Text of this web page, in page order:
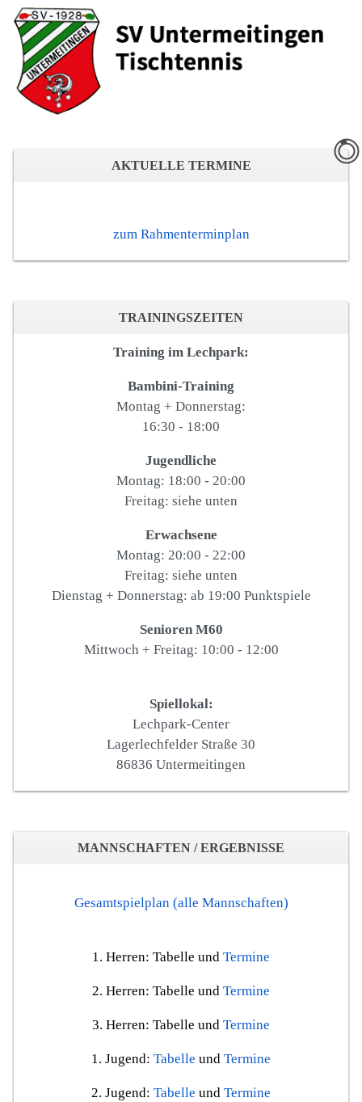
AKTUELLE TERMINE
zum Rahmenterminplan
TRAININGSZEITEN
Training im Lechpark:
Bambini-Training
Montag + Donnerstag:
16:30 - 18:00
Jugendliche
Montag: 18:00 - 20:00
Freitag: siehe unten
Erwachsene
Montag: 20:00 - 22:00
Freitag: siehe unten
Dienstag + Donnerstag: ab 19:00 Punktspiele
Senioren M60
Mittwoch + Freitag: 10:00 - 12:00
Spiellokal:
Lechpark-Center
Lagerlechfelder Straße 30
86836 Untermeitingen
MANNSCHAFTEN / ERGEBNISSE
Gesamtspielplan (alle Mannschaften)
1. Herren: Tabelle und Termine
2. Herren: Tabelle und Termine
3. Herren: Tabelle und Termine
1. Jugend: Tabelle und Termine
2. Jugend: Tabelle und Termine